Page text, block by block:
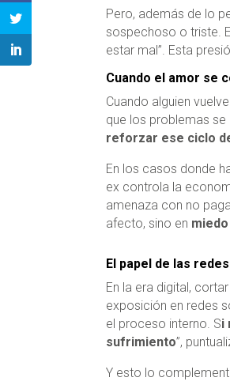
Pero, además de lo
sospechoso o triste.
estar mal”. Esta
Cuando el amor se
Cuando alguien
que los problemas
reforzar ese ciclo
En los casos donde
ex controla la
amenaza con no
afecto, sino en
El papel de las
En la era digital,
exposición en redes
el proceso interno. Si
sufrimiento”,
Y esto lo